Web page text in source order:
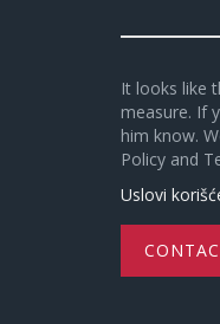
It looks like
measure. If
him know.
Policy and
Uslovi